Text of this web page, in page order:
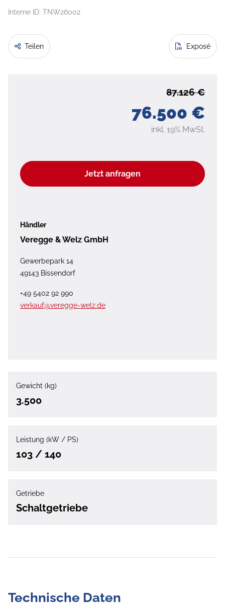
Interne ID: TNW26002
Teilen Exposé
76.500 €
87.126 €
inkl. 19% MwSt.
Jetzt anfragen
Händler
Veregge & Welz GmbH
Gewerbepark 14
49143 Bissendorf
+49 5402 92 990
verkauf@veregge-welz.de
Gewicht (kg)
3.500
Leistung (kW / PS)
103 / 140
Getriebe
Schaltgetriebe
Technische Daten